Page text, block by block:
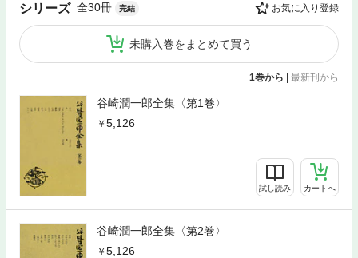
シリーズ 全30冊 完結 お気に入り登録
未購入巻をまとめて買う
1巻から | 最新刊から
谷崎潤一郎全集〈第1巻〉
5,126
試し読み カートへ
谷崎潤一郎全集〈第2巻〉
5,126